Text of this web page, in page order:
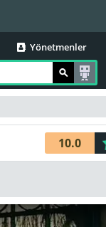
Yönetmenler
10.0